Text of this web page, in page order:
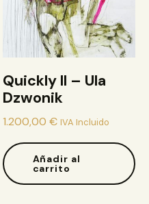
Quickly II – Ula
Dzwonik
1.200,00 € IVA Incluido
Añadir al
carrito